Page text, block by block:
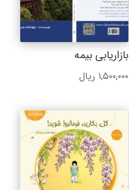
بازاریابی بیمه
۱,۵۰۰,۰۰۰ ریال